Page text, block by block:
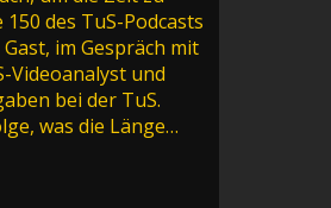
des TuS-Podcasts
im Gespräch mit
Videoanalyst und
bei der TuS.
was die Länge…